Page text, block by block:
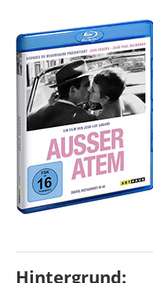
Hintergrund: